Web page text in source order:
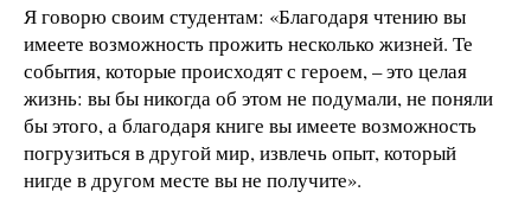
Я говорю своим студентам: «Благодаря чтению вы
имеете возможность прожить несколько жизней. Те
события, которые происходят с героем, – это целая
жизнь: вы бы никогда об этом не подумали, не поняли
бы этого, а благодаря книге вы имеете возможность
погрузиться в другой мир, извлечь опыт, который
нигде в другом месте вы не получите».